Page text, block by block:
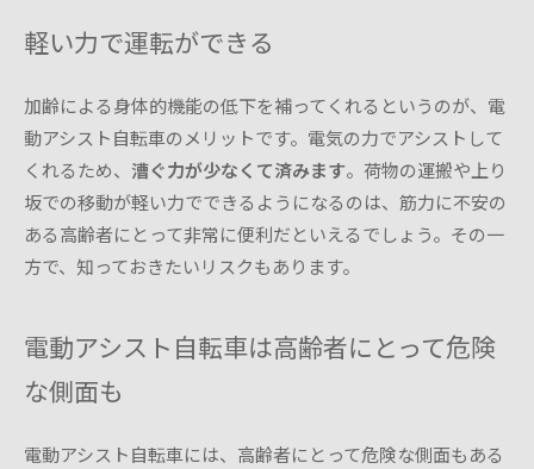
軽い力で運転ができる
加齢による身体的機能の低下を補ってくれるというのが、電
動アシスト自転車のメリットです。電気の力でアシストして
くれるため、 漕ぐ力が少なくて済みます。荷物の運搬や上り
坂での移動が軽い力でできるようになるのは、筋力に不安の
ある高齢者にとって非常に便利だといえるでしょう。その一
方で、知っておきたいリスクもあります。
電動アシスト自転車は高齢者にとって危険
な側面も
電動アシスト自転車には、高齢者にとって危険な側面もある